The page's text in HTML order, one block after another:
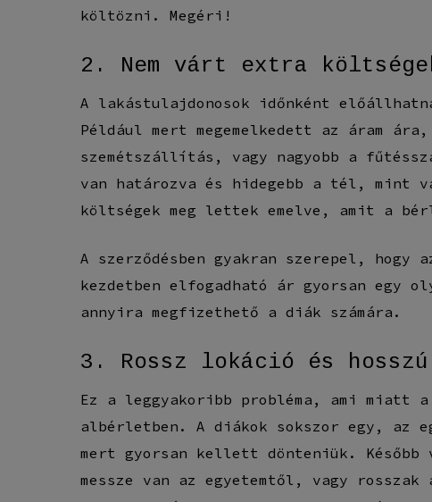
költözni. Megéri!
2. Nem várt extra
A lakástulajdonosok időnként
Például mert megemelkedett az áram
szemétszállítás, vagy nagyobb a
van határozva és hidegebb a tél, mint
költségek meg lettek emelve, amit a
A szerződésben gyakran szerepel,
kezdetben elfogadható ár gyorsan egy
annyira megfizethető a diák számára.
3. Rossz lokáció és
Ez a leggyakoribb probléma, ami miatt
albérletben. A diákok sokszor egy, az
mert gyorsan kellett dönteniük.
messze van az egyetemtől, vagy